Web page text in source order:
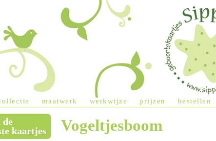
Vogeltjesboom
menu
maatwerk werkwijze prijzen bestellen
kaartjes